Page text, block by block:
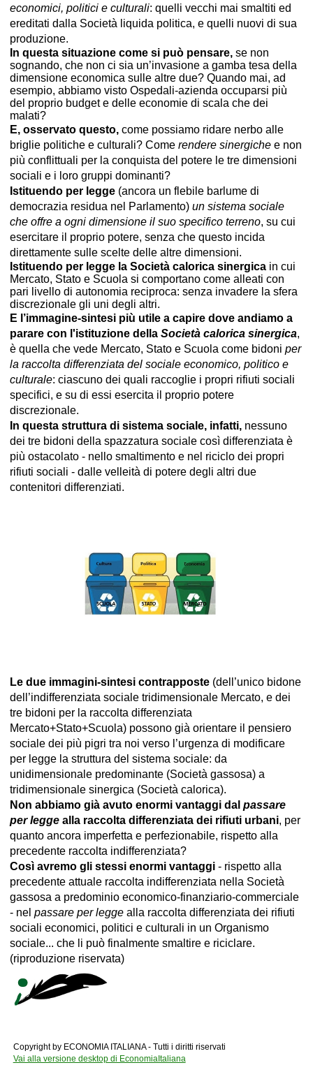
economici, politici e culturali: quelli vecchi mai smaltiti ed
ereditati dalla Società liquida politica, e quelli nuovi di sua
produzione.
In questa situazione come si può pensare, se non
sognando, che non ci sia un’invasione a gamba tesa della
dimensione economica sulle altre due? Quando mai, ad
esempio, abbiamo visto Ospedali-azienda occuparsi più
del proprio budget e delle economie di scala che dei
malati?
E, osservato questo, come possiamo ridare nerbo alle
briglie politiche e culturali? Come rendere sinergiche e non
più conflittuali per la conquista del potere le tre dimensioni
sociali e i loro gruppi dominanti?
Istituendo per legge (ancora un flebile barlume di
democrazia residua nel Parlamento) un sistema sociale
che offre a ogni dimensione il suo specifico terreno, su cui
esercitare il proprio potere, senza che questo incida
direttamente sulle scelte delle altre dimensioni.
Istituendo per legge la Società calorica sinergica in cui
Mercato, Stato e Scuola si comportano come alleati con
pari livello di autonomia reciproca: senza invadere la sfera
discrezionale gli uni degli altri.
E l’immagine-sintesi più utile a capire dove andiamo a
parare con l'istituzione della Società calorica sinergica,
è quella che vede Mercato, Stato e Scuola come bidoni per
la raccolta differenziata del sociale economico, politico e
culturale: ciascuno dei quali raccoglie i propri rifiuti sociali
specifici, e su di essi esercita il proprio potere
discrezionale.
In questa struttura di sistema sociale, infatti, nessuno
dei tre bidoni della spazzatura sociale così differenziata è
più ostacolato - nello smaltimento e nel riciclo dei propri
rifiuti sociali - dalle velleità di potere degli altri due
contenitori differenziati.
Le due immagini-sintesi contrapposte (dell’unico bidone
dell’indifferenziata sociale tridimensionale Mercato, e dei
tre bidoni per la raccolta differenziata
Mercato+Stato+Scuola) possono già orientare il pensiero
sociale dei più pigri tra noi verso l’urgenza di modificare
per legge la struttura del sistema sociale: da
unidimensionale predominante (Società gassosa) a
tridimensionale sinergica (Società calorica).
Non abbiamo già avuto enormi vantaggi dal passare
per legge alla raccolta differenziata dei rifiuti urbani, per
quanto ancora imperfetta e perfezionabile, rispetto alla
precedente raccolta indifferenziata?
Così avremo gli stessi enormi vantaggi - rispetto alla
precedente attuale raccolta indifferenziata nella Società
gassosa a predominio economico-finanziario-commerciale
- nel passare per legge alla raccolta differenziata dei rifiuti
sociali economici, politici e culturali in un Organismo
sociale... che li può finalmente smaltire e riciclare.
(riproduzione riservata)
Copyright by ECONOMIA ITALIANA - Tutti i diritti riservati
Vai alla versione desktop di EconomiaItaliana